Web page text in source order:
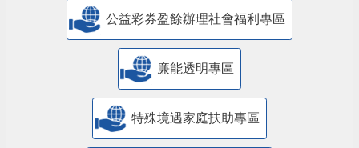
公益彩券盈餘辦理社會福利專區
廉能透明專區
特殊境遇家庭扶助專區